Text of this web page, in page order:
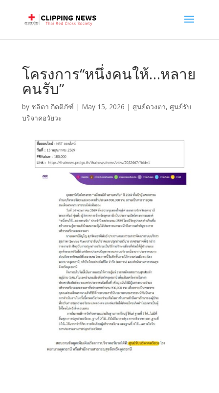
โครงการ“หนึ่งคนให้…หลาย
คนรับ”
by ชลิตา กิตติภัฑ์ | May 15, 2026 | ศูนย์ดวงตา, ศูนย์รับ
บริจาคอวัยวะ